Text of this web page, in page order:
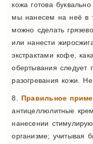
кожа готова
мы нанесем на неё в
можно сделать
или нанести
экстрактами кофе,
обертывания следует
разогревания кожи.
8. Правильное
антицеллюлитные
нанесении
организме; учитывая